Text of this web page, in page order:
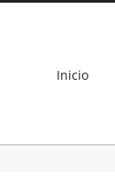
Inicio